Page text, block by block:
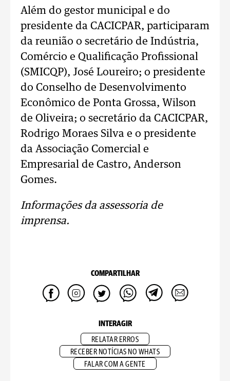
Além do gestor municipal e do
presidente da CACICPAR, participaram
da reunião o secretário de Indústria,
Comércio e Qualificação Profissional
(SMICQP), José Loureiro; o presidente
do Conselho de Desenvolvimento
Econômico de Ponta Grossa, Wilson
de Oliveira; o secretário da CACICPAR,
Rodrigo Moraes Silva e o presidente
da Associação Comercial e
Empresarial de Castro, Anderson
Gomes.
Informações da assessoria de
imprensa.
COMPARTILHAR
INTERAGIR
RELATAR ERROS
RECEBER NOTÍCIAS NO WHATS
FALAR COM A GENTE